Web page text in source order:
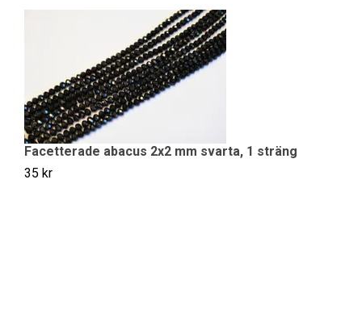
Facetterade abacus 2x2 mm svarta, 1 sträng
35 kr